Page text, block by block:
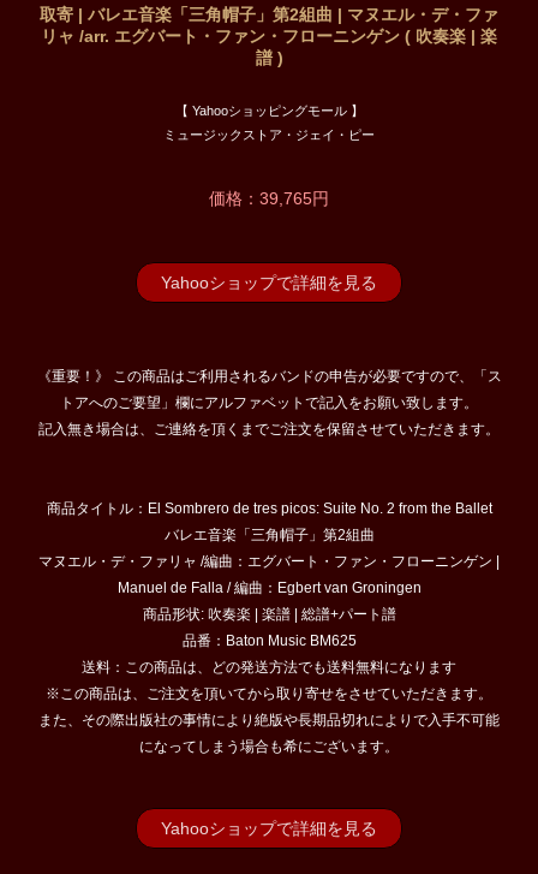
取寄 | バレエ音楽「三角帽子」第2組曲 | マヌエル・デ・ファ
リャ /arr. エグバート・ファン・フローニンゲン ( 吹奏楽 | 楽
譜 )
【 Yahooショッピングモール 】
ミュージックストア・ジェイ・ピー
価格：39,765円
Yahooショップで詳細を見る
《重要！》 この商品はご利用されるバンドの申告が必要ですので、「ス
トアへのご要望」欄にアルファベットで記入をお願い致します。
記入無き場合は、ご連絡を頂くまでご注文を保留させていただきます。
商品タイトル：El Sombrero de tres picos: Suite No. 2 from the Ballet
バレエ音楽「三角帽子」第2組曲
マヌエル・デ・ファリャ /編曲：エグバート・ファン・フローニンゲン |
Manuel de Falla / 編曲：Egbert van Groningen
商品形状: 吹奏楽 | 楽譜 | 総譜+パート譜
品番：Baton Music BM625
送料：この商品は、どの発送方法でも送料無料になります
※この商品は、ご注文を頂いてから取り寄せをさせていただきます。
また、その際出版社の事情により絶版や長期品切れによりで入手不可能
になってしまう場合も希にございます。
Yahooショップで詳細を見る